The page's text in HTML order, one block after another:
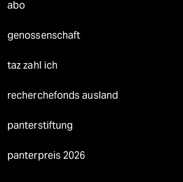
abo
genossenschaft
taz zahl ich
recherchefonds ausland
panterstiftung
panterpreis 2026